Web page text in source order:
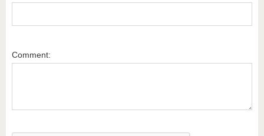
Comment: